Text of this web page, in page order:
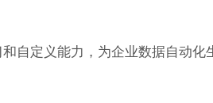
自定义能力，为企业数据自动化